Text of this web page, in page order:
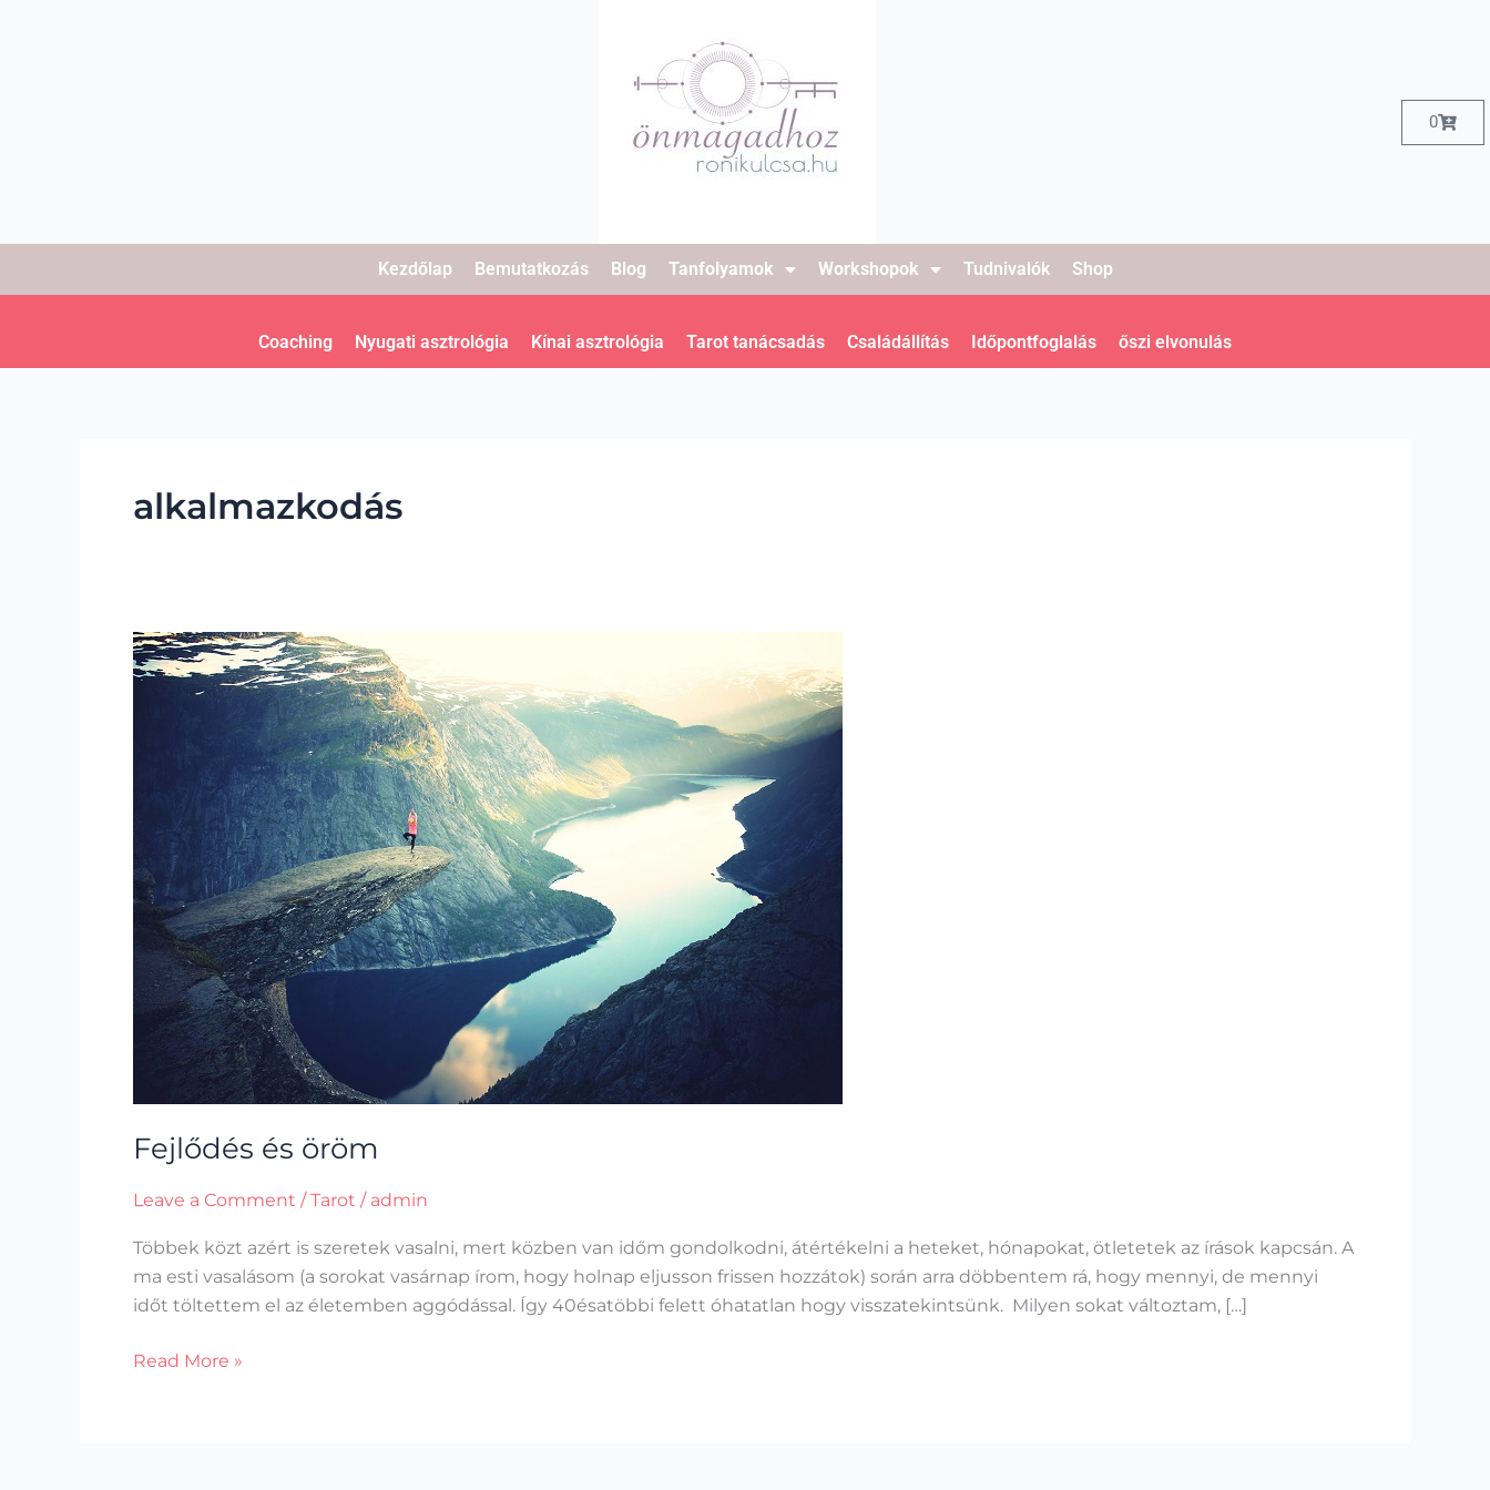
0
Kosár
Kezdőlap Bemutatkozás Blog Tanfolyamok Workshopok Tudnivalók Shop
Coaching Nyugati asztrológia Kínai asztrológia Tarot tanácsadás Családállítás Időpontfoglalás őszi elvonulás
alkalmazkodás
Fejlődés és öröm
Leave a Comment /Tarot / admin
Többek közt azért is szeretek vasalni, mert közben van időm gondolkodni, átértékelni a heteket, hónapokat, ötletetek az írások kapcsán. A
ma esti vasalásom (a sorokat vasárnap írom, hogy holnap eljusson frissen hozzátok) során arra döbbentem rá, hogy mennyi, de mennyi
időt töltettem el az életemben aggódással. Így 40ésatöbbi felett óhatatlan hogy visszatekintsünk. Milyen sokat változtam, […]
Fejlődés
és
Read More »